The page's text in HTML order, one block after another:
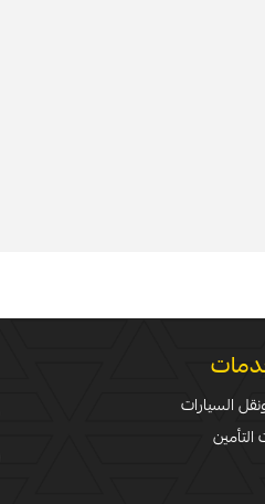
السيارات
التأمين